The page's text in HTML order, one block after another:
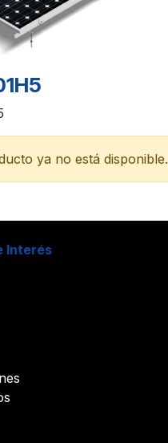
ya no está disponible.
Interés